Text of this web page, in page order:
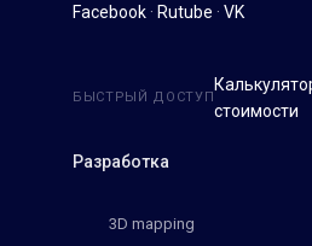
Facebook · Rutube · VK
Разработка
3D mapping
БЫСТРЫЙ ДОСТУП
стоимости